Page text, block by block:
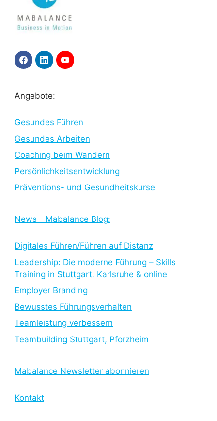
F
a
b
o
L
i
e
d
Y
o
Angebote:
Gesundes Führen
Gesundes Arbeiten
Coaching beim Wandern
Persönlichkeitsentwicklung
Präventions- und Gesundheitskurse
News - Mabalance Blog:
Digitales Führen/Führen auf Distanz
Leadership: Die moderne Führung – Skills
Training in Stuttgart, Karlsruhe & online
Employer Branding
Bewusstes Führungsverhalten
Teamleistung verbessern
Teambuilding Stuttgart, Pforzheim
Mabalance Newsletter abonnieren
Kontakt